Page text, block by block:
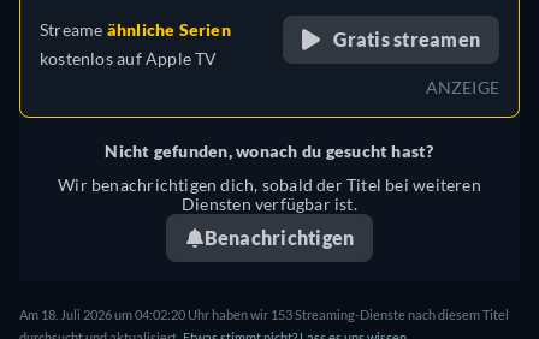
Streame ähnliche Serien
kostenlos aufApple TV
Gratis streamen
ANZEIGE
Nicht gefunden, wonach du gesucht hast?
Wir benachrichtigen dich, sobald der Titel bei weiteren
Diensten verfügbar ist.
Benachrichtigen
Am 18. Juli 2026 um 04:02:20 Uhr haben wir 153 Streaming-Dienste nach diesem Titel